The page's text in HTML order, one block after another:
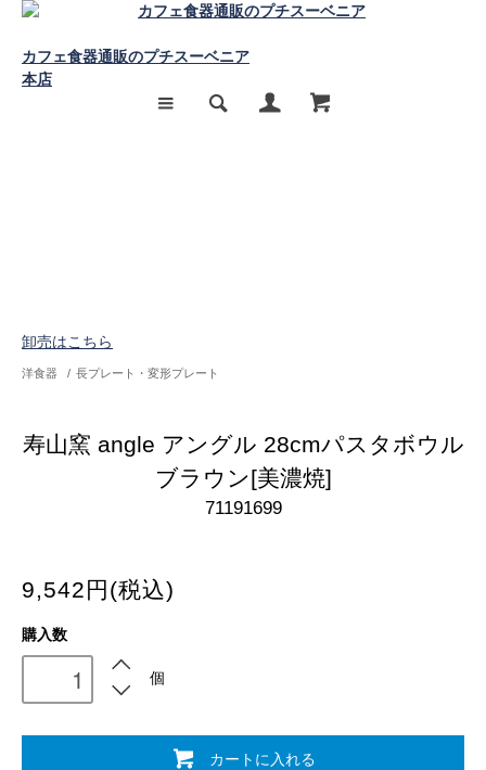
カフェ食器通販のプチスーベニア
本店
卸売はこちら
洋食器 / 長プレート・変形プレート
寿山窯 angle アングル 28cmパスタボウル
ブラウン[美濃焼]
71191699
9,542円(税込)
購入数
個
カートに入れる